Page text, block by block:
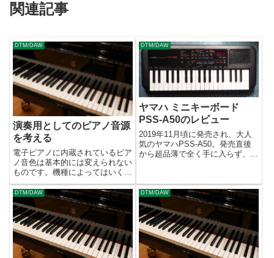
関連記事
DTM/DAW
演奏用としてのピアノ音源
を考える
電子ピアノに内蔵されているピア
ノ音色は基本的には変えられない
ものです。機種によってはいくつ
かのバリエーションがあったり、
音色を変化させることも可能です
が、それでも元々持っているピア
ノの音より良くなることはありま
せん。もっと良い音色が欲しけ
れ...
DTM/DAW
ヤマハ ミニキーボード
PSS-A50のレビュー
2019年11月頃に発売され、大人
気のヤマハPSS-A50。発売直後
から超品薄で全く手に入らず、一
2020年中もずっと買えなかった
のですが、2021年になってよう
やく在庫が復活し始め、...
DTM/DAW DTM/DAW